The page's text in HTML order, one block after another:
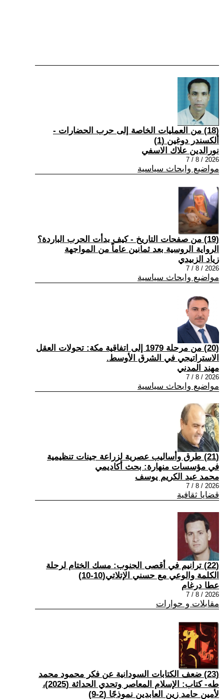
(18) من العمليات الخاصة إلى حرب الحضارات -
ألكسندر دوغين (1)
نورالدين علاك الاسفي
2026 / 8 / 7
مواضيع وابحاث سياسية
(19) من صفحات التاريخ - كيف بدأت الحرب الباردة؟
الرواية الروسية بعد ثمانين عاماً من المواجهة
زياد الزبيدي
2026 / 8 / 7
مواضيع وابحاث سياسية
(20) من مرحلة 1979 إلى اتفاقية مكة: تحولات العقل
الاستراتيجي في الشرق الأوسط.
مهند المدني
2026 / 8 / 7
مواضيع وابحاث سياسية
(21) طرق وأساليب عصرية لزراعة جينات تنظيمية
في مؤسسات منهارة: بحث أكاديمي
محمد عبد الكريم يوسف
2026 / 8 / 7
قضايا ثقافية
(22) ترانيم في أقصى الجنوب: مسك الختام لرحلة
الكلمة والوعي مع حسني الإتلاتي(10-10)
عطا درغام
2026 / 8 / 7
مقابلات و حوارات
(23) ضعف الكتابات السودانية عن فكر محمود محمد
طه- كتاب: الإسلام المعاصر وتحدي الحداثة (2025)،
لأمين حامد زين العابدين نموذجًا (2-9)